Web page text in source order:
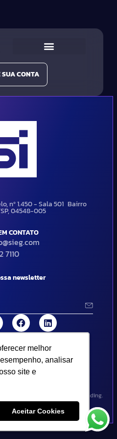
melhor
analisar
site e
Aceitar Cookies
melhor
analisar
site e
Aceitar Cookies
SUA CONTA
nº 1.450 - Sala 501 Bairro
04548-005
CONTATO
7110
newsletter
Todos os direitos
de privacidade..
Design por Empória Branding.